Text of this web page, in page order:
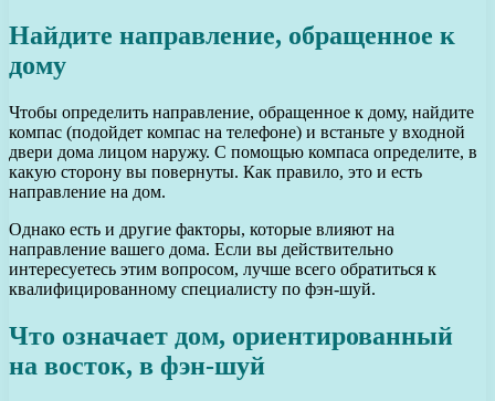
Найдите направление, обращенное к
дому
Чтобы определить направление, обращенное к дому, найдите
компас (подойдет компас на телефоне) и встаньте у входной
двери дома лицом наружу. С помощью компаса определите, в
какую сторону вы повернуты. Как правило, это и есть
направление на дом.
Однако есть и другие факторы, которые влияют на
направление вашего дома. Если вы действительно
интересуетесь этим вопросом, лучше всего обратиться к
квалифицированному специалисту по фэн-шуй.
Что означает дом, ориентированный
на восток, в фэн-шуй